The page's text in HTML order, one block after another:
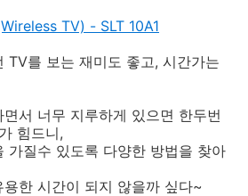
TV) - SLT 10A1
TV를 보는 재미도 좋고, 시간가는
서 너무 지루하게 있으면 한두번
힘드니,
가질수 있도록 다양한 방법을 찾아
한 시간이 되지 않을까 싶다~